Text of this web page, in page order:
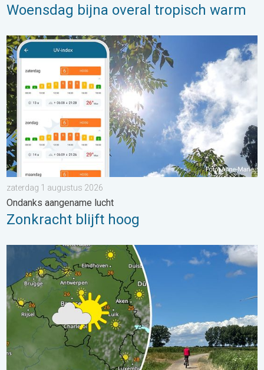
Woensdag bijna overal tropisch warm
Zonkracht blijft hoog. Ondanks aangename lucht. . . zaterdag
zaterdag 1 augustus 2026
Ondanks aangename lucht
Zonkracht blijft hoog
Fraai zomerweer om eropuit te trekken. Weekendweer. . .